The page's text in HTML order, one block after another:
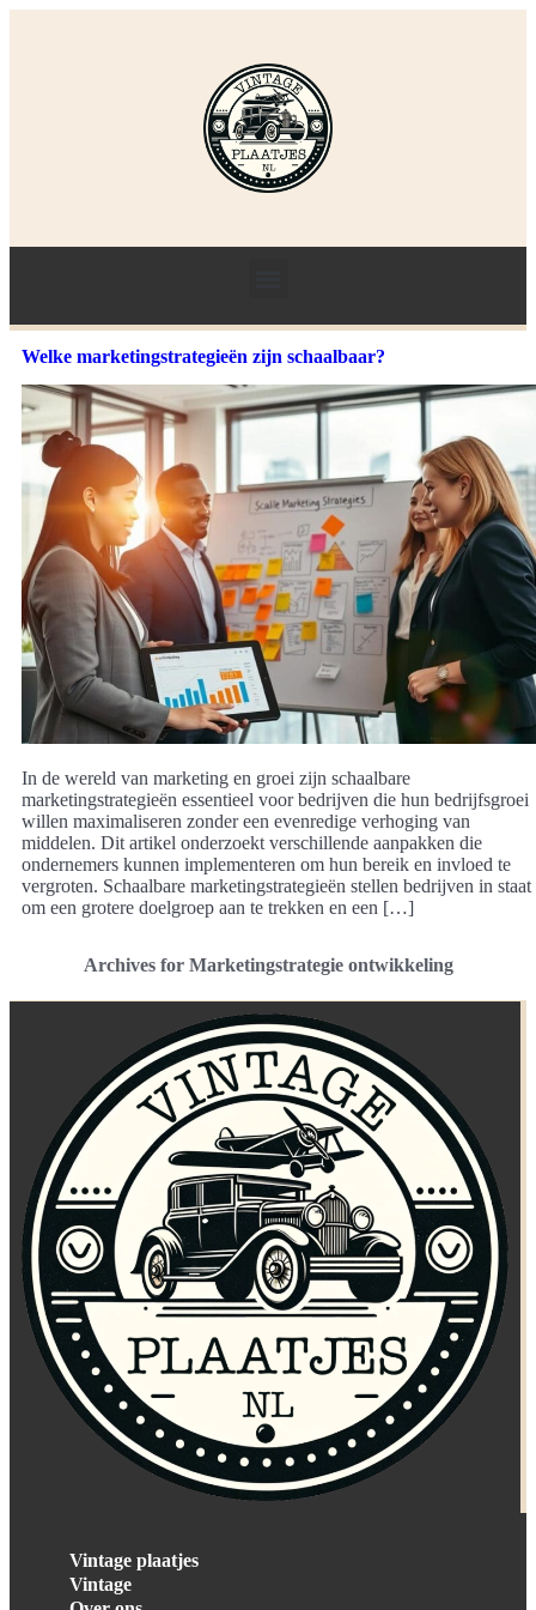
Welke marketingstrategieën zijn schaalbaar?
In de wereld van marketing en groei zijn schaalbare
marketingstrategieën essentieel voor bedrijven die hun bedrijfsgroei
willen maximaliseren zonder een evenredige verhoging van
middelen. Dit artikel onderzoekt verschillende aanpakken die
ondernemers kunnen implementeren om hun bereik en invloed te
vergroten. Schaalbare marketingstrategieën stellen bedrijven in staat
om een grotere doelgroep aan te trekken en een […]
Archives for Marketingstrategie ontwikkeling
Vintage plaatjes
Vintage